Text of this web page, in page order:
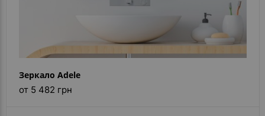
Зеркало Adele
от 5 482 грн